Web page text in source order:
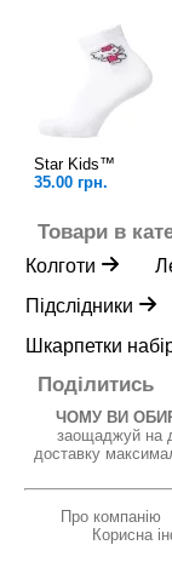
Star Kids™
35.00 грн.
Товари в
Колготи
Підслідники
Шкарпетки
Поділитись
ЧОМУ ВИ
заощаджуй на
доставку
Про компанію
Корисна